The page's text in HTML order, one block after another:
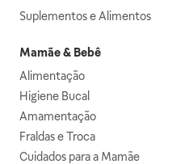
Suplementos e Alimentos
Mamãe & Bebê
Alimentação
Higiene Bucal
Amamentação
Fraldas e Troca
Cuidados para a Mamãe